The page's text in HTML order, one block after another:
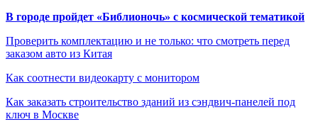
В городе пройдет «Библионочь» с космической тематикой
Проверить комплектацию и не только: что смотреть перед
заказом авто из Китая
Как соотнести видеокарту с монитором
Как заказать строительство зданий из сэндвич-панелей под
ключ в Москве